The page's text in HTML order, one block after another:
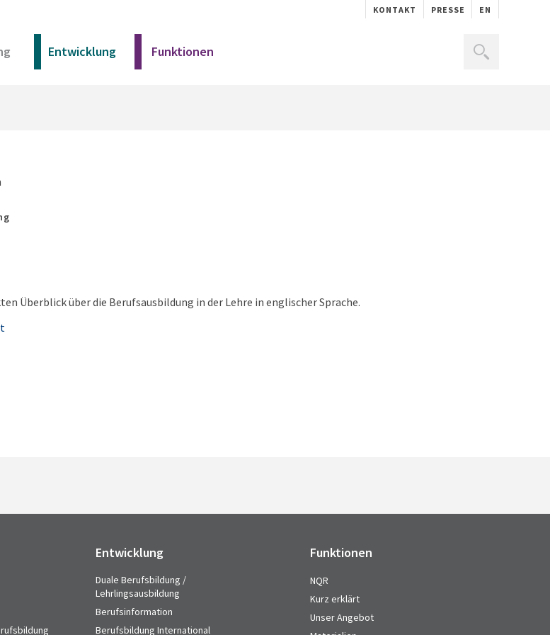
KONTAKT PRESSE EN
Entwicklung Funktionen
Materialien
Überblick über die Berufsausbildung in der Lehre in englischer Sprache.
Entwicklung
Duale Berufsbildung /
Lehrlingsausbildung
Berufsinformation
Berufsbildung International
Funktionen
NQR
Kurz erklärt
Unser Angebot